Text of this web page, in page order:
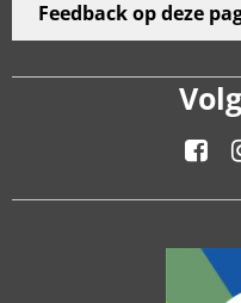
Feedback op deze